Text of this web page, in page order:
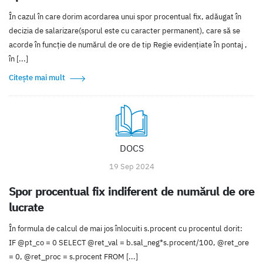
În cazul în care dorim acordarea unui spor procentual fix, adăugat în
decizia de salarizare(sporul este cu caracter permanent), care să se
acorde în funcție de numărul de ore de tip Regie evidențiate în pontaj ,
în [...]
Citește mai mult
DOCS
19 Sep 2024
Spor procentual fix indiferent de numărul de ore
lucrate
În formula de calcul de mai jos înlocuiti s.procent cu procentul dorit:
IF @pt_co = 0 SELECT @ret_val = b.sal_neg*s.procent/100, @ret_ore
= 0, @ret_proc = s.procent FROM [...]